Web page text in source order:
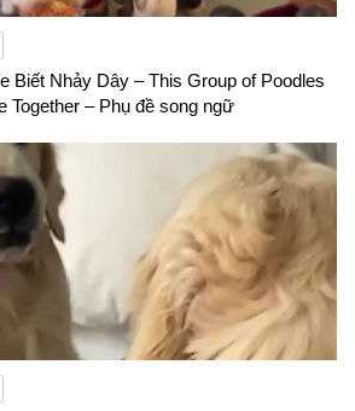
Biết Nhảy Dây – This Group of Poodles
Together – Phụ đề song ngữ